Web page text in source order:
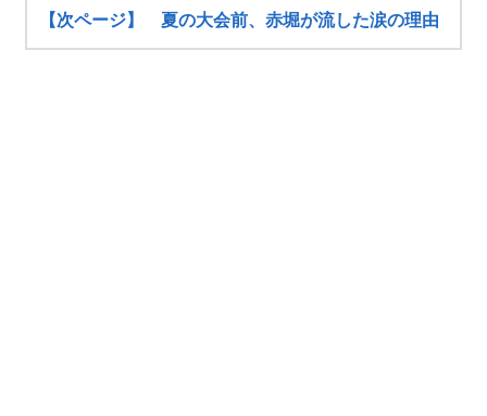
【次ページ】 夏の大会前、赤堀が流した涙の理由